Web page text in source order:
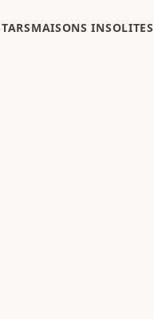
MAISONS INSOLITES